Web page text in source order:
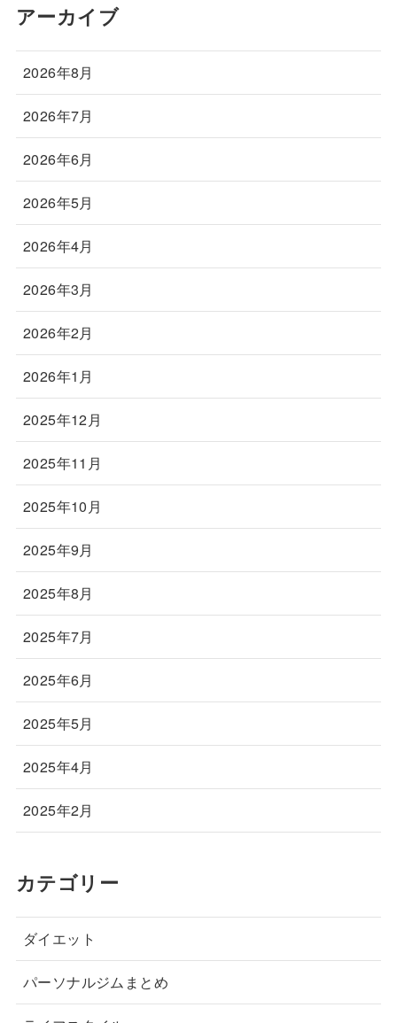
アーカイブ
2026年8月
2026年7月
2026年6月
2026年5月
2026年4月
2026年3月
2026年2月
2026年1月
2025年12月
2025年11月
2025年10月
2025年9月
2025年8月
2025年7月
2025年6月
2025年5月
2025年4月
2025年2月
カテゴリー
ダイエット
パーソナルジムまとめ